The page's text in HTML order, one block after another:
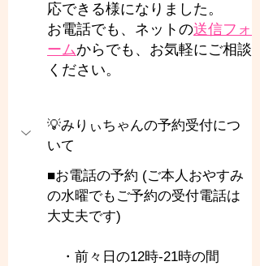
応できる様になりました。
お電話でも、ネットの送信フォ
ームからでも、お気軽にご相談
ください。
💡みりぃちゃんの予約受付につ
いて
■お電話の予約 (ご本人おやすみ
の水曜でもご予約の受付電話は
大丈夫です)
・前々日の12時-21時の間